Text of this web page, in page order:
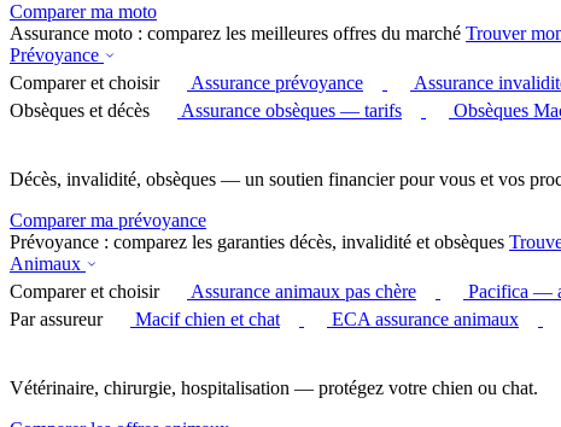
Comparer ma moto
Assurance moto : comparez les meilleures offres du marché Trouver
Prévoyance
Comparer et choisir
Assurance prévoyance Assurance
Obsèques et décès
Assurance obsèques — tarifs Obsèques
Décès, invalidité, obsèques — un soutien financier pour vous et vos
Comparer ma prévoyance
Prévoyance : comparez les garanties décès, invalidité et obsèques
Animaux
Comparer et choisir
Assurance animaux pas chère
Pacifica —
Par assureur
Macif chien et chat ECA assurance animaux
Vétérinaire, chirurgie, hospitalisation — protégez votre chien ou chat.